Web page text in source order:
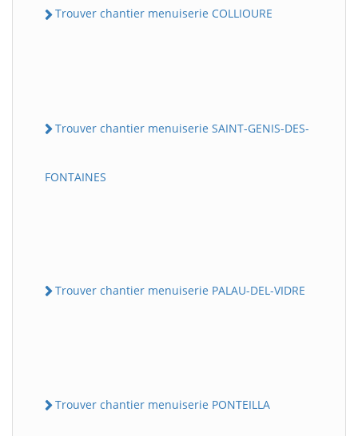
Trouver chantier menuiserie COLLIOURE
Trouver chantier menuiserie SAINT-GENIS-DES-
FONTAINES
Trouver chantier menuiserie PALAU-DEL-VIDRE
Trouver chantier menuiserie PONTEILLA